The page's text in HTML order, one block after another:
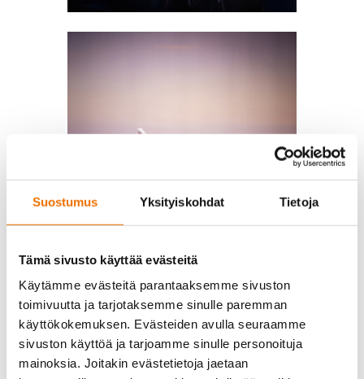
Suostumus Yksityiskohdat Tietoja
Tämä sivusto käyttää evästeitä
Käytämme evästeitä parantaaksemme sivuston
toimivuutta ja tarjotaksemme sinulle paremman
käyttökokemuksen. Evästeiden avulla seuraamme
sivuston käyttöä ja tarjoamme sinulle personoituja
mainoksia. Joitakin evästetietoja jaetaan
HukkaPilates